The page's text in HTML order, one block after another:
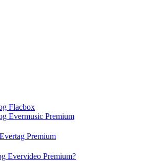
Flacbox
Evermusic Premium
Premium
Evervideo Premium?